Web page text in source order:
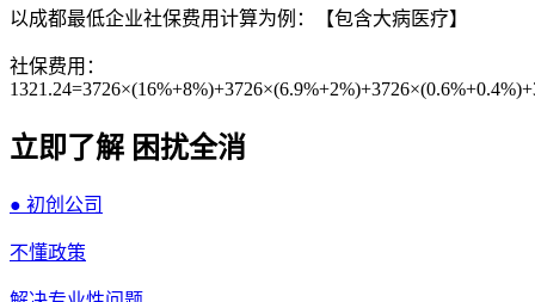
以成都最低企业社保费用计算为例：【包含大病医疗】
社保费用：
立即了解 困扰全消
● 初创公司
不懂政策